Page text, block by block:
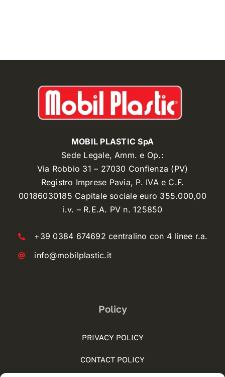
MOBIL PLASTIC SpA
Sede Legale, Amm. e Op.:
Via Robbio 31 – 27030 Confienza (PV)
Registro Imprese Pavia, P. IVA e C.F.
00186030185 Capitale sociale euro 355.000,00
i.v. – R.E.A. PV n. 125850
+39 0384 674692 centralino con 4 linee r.a.
info@mobilplastic.it
Policy
PRIVACY POLICY
CONTACT POLICY